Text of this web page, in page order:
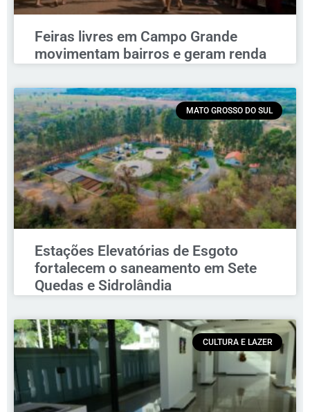
Feiras livres em Campo Grande
movimentam bairros e geram renda
MATO GROSSO DO SUL
Estações Elevatórias de Esgoto
fortalecem o saneamento em Sete
Quedas e Sidrolândia
CULTURA E LAZER